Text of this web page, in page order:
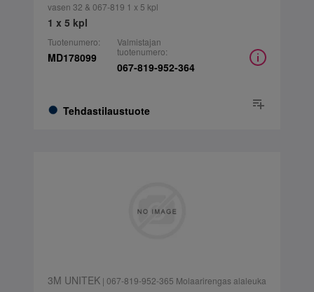
vasen 32 & 067-819 1 x 5 kpl
1 x 5 kpl
Tuotenumero:
MD178099
Tehdastilaustuote
Valmistajan
tuotenumero:
067-819-952-364
3M UNITEK| 067-819-952-365 Molaarirengas alaleuka